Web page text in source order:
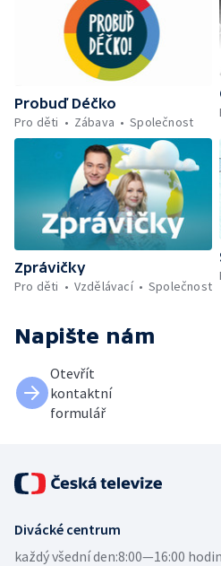
Probuď Déčko
Pro děti
Zábava Společnost
Zprávičky
Pro děti
Vzdělávací Společnost
Napište nám
Otevřít
kontaktní
formulář
Divácké centrum
každý všední den:8:00—16:00 hodin